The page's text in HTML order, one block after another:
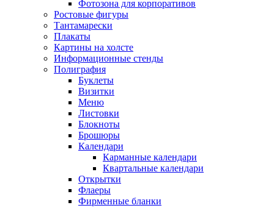
Фотозона для корпоративов
Ростовые фигуры
Тантамарески
Плакаты
Картины на холсте
Информационные стенды
Полиграфия
Буклеты
Визитки
Меню
Листовки
Блокноты
Брошюры
Календари
Карманные календари
Квартальные календари
Открытки
Флаеры
Фирменные бланки